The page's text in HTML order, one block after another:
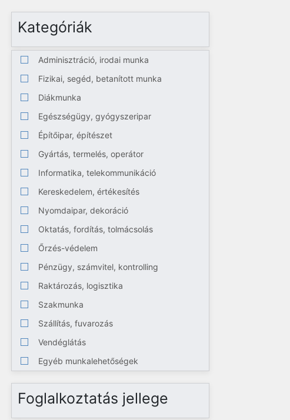
Kategóriák
Adminisztráció, irodai munka
Fizikai, segéd, betanított munka
Diákmunka
Egészségügy, gyógyszeripar
Építőipar, építészet
Gyártás, termelés, operátor
Informatika, telekommunikáció
Kereskedelem, értékesítés
Nyomdaipar, dekoráció
Oktatás, fordítás, tolmácsolás
Őrzés-védelem
Pénzügy, számvitel, kontrolling
Raktározás, logisztika
Szakmunka
Szállítás, fuvarozás
Vendéglátás
Egyéb munkalehetőségek
Foglalkoztatás jellege